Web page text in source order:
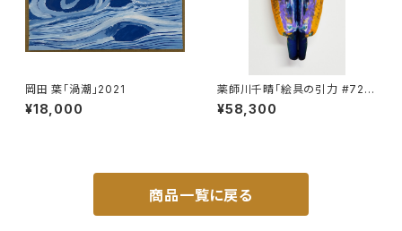
岡田 葉「渦潮」2021
¥18,000
薬師川千晴「絵具の引力 #72」
2023
¥58,300
商品一覧に戻る